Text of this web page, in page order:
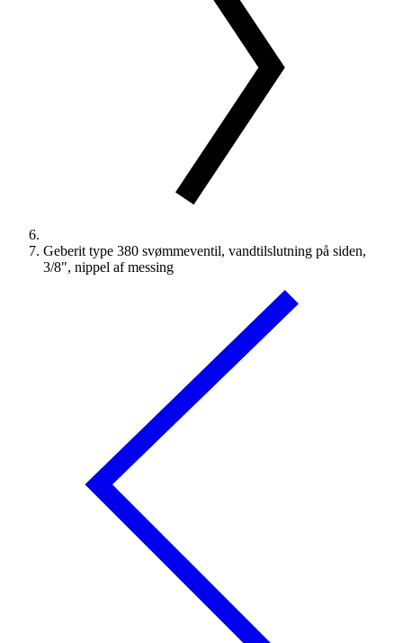
Geberit type 380 svømmeventil, vandtilslutning på siden,
3/8", nippel af messing